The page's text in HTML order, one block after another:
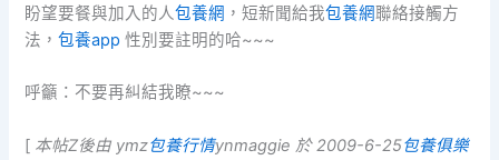
盼望要餐與加入的人包養網 ，短新聞給我包養網聯絡接觸方
法，包養app 性別要註明的哈~~~
呼籲：不要再糾結我瞭~~~
[ 本帖Z後由 ymz包養行情ynmaggie 於 2009-6-25包養俱樂